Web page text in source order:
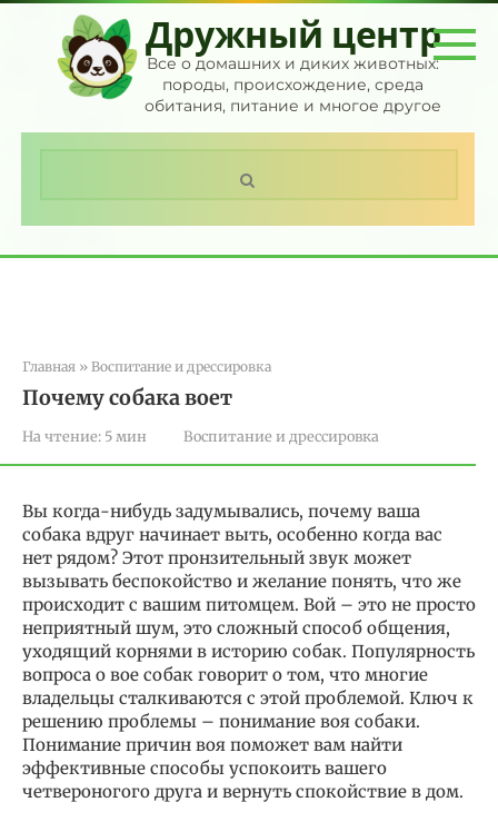
Перейти
контенту
Дружный центр
Все о домашних и диких животных:
породы, происхождение, среда
обитания, питание и многое другое
Главная » Воспитание и дрессировка
Почему собака воет
На чтение: 5 мин Воспитание и дрессировка
Вы когда-нибудь задумывались, почему ваша
собака вдруг начинает выть, особенно когда вас
нет рядом? Этот пронзительный звук может
вызывать беспокойство и желание понять, что же
происходит с вашим питомцем. Вой – это не просто
неприятный шум, это сложный способ общения,
уходящий корнями в историю собак. Популярность
вопроса о вое собак говорит о том, что многие
владельцы сталкиваются с этой проблемой. Ключ к
решению проблемы – понимание воя собаки.
Понимание причин воя поможет вам найти
эффективные способы успокоить вашего
четвероногого друга и вернуть спокойствие в дом.